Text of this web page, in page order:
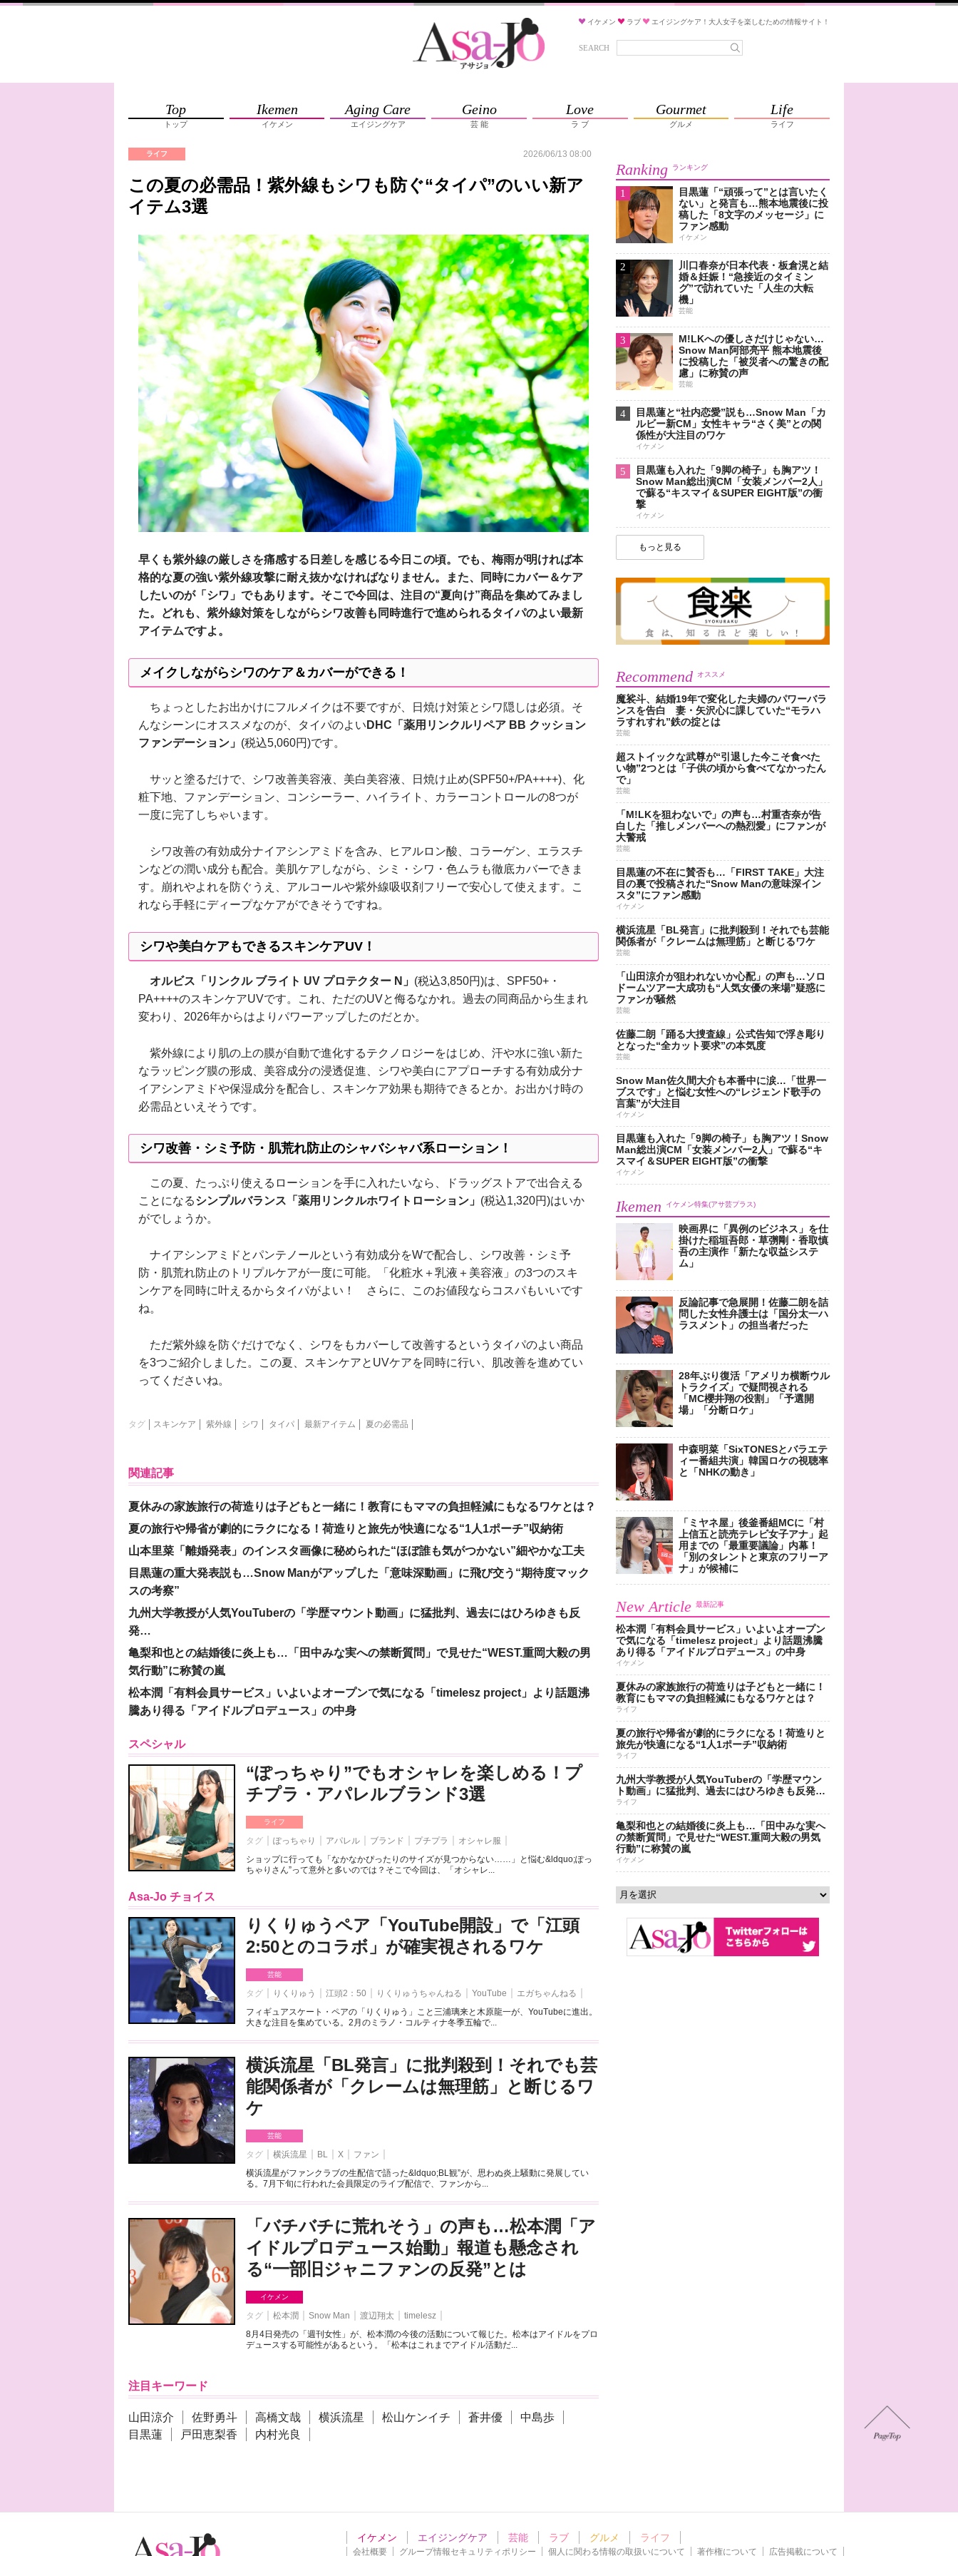
イケメン ラブ エイジングケア！大人女子を楽しむための情報サイト！
SEARCH
Top
トップ
Ikemen
イケメン
Aging Care
エイジングケア
Geino
芸 能
Love
ラ ブ
Gourmet
グルメ
Life
ライフ
ライフ 2026/06/13 08:00
この夏の必需品！紫外線もシワも防ぐ“タイパ”のいい新ア
イテム3選
早くも紫外線の厳しさを痛感する日差しを感じる今日この頃。でも、梅雨が明ければ本
格的な夏の強い紫外線攻撃に耐え抜かなければなりません。また、同時にカバー＆ケア
したいのが「シワ」でもあります。そこで今回は、注目の“夏向け”商品を集めてみまし
た。どれも、紫外線対策をしながらシワ改善も同時進行で進められるタイパのよい最新
アイテムですよ。
メイクしながらシワのケア＆カバーができる！
ちょっとしたお出かけにフルメイクは不要ですが、日焼け対策とシワ隠しは必須。そ
んなシーンにオススメなのが、タイパのよい DHC「薬用リンクルリペア BB クッション
ファンデーション」 (税込5,060円)です。
サッと塗るだけで、シワ改善美容液、美白美容液、日焼け止め(SPF50+/PA++++)、化
粧下地、ファンデーション、コンシーラー、ハイライト、カラーコントロールの8つが
一度に完了しちゃいます。
シワ改善の有効成分ナイアシンアミドを含み、ヒアルロン酸、コラーゲン、エラスチ
ンなどの潤い成分も配合。美肌ケアしながら、シミ・シワ・色ムラも徹底カバーできま
す。崩れやよれを防ぐうえ、アルコールや紫外線吸収剤フリーで安心して使えます。こ
れなら手軽にディープなケアができそうですね。
シワや美白ケアもできるスキンケアUV！
オルビス「リンクル ブライト UV プロテクター N」 (税込3,850円)は、SPF50+・
PA++++のスキンケアUVです。これ、ただのUVと侮るなかれ。過去の同商品から生まれ
変わり、2026年からはよりパワーアップしたのだとか。
紫外線により肌の上の膜が自動で進化するテクノロジーをはじめ、汗や水に強い新た
なラッピング膜の形成、美容成分の浸透促進、シワや美白にアプローチする有効成分ナ
イアシンアミドや保湿成分を配合し、スキンケア効果も期待できるとか。お出かけ時の
必需品といえそうです。
シワ改善・シミ予防・肌荒れ防止のシャバシャバ系ローション！
この夏、たっぷり使えるローションを手に入れたいなら、ドラッグストアで出合える
ことになるシンプルバランス「薬用リンクルホワイトローション」 (税込1,320円)はいか
がでしょうか。
ナイアシンアミドとパンテノールという有効成分をWで配合し、シワ改善・シミ予
防・肌荒れ防止のトリプルケアが一度に可能。「化粧水＋乳液＋美容液」の3つのスキ
ンケアを同時に叶えるからタイパがよい！ さらに、このお値段ならコスパもいいです
ね。
ただ紫外線を防ぐだけでなく、シワをもカバーして改善するというタイパのよい商品
を3つご紹介しました。この夏、スキンケアとUVケアを同時に行い、肌改善を進めてい
ってくださいね。
タグ スキンケア 紫外線 シワ タイパ 最新アイテム 夏の必需品
関連記事
夏休みの家族旅行の荷造りは子どもと一緒に！教育にもママの負担軽減にもなるワケとは？
夏の旅行や帰省が劇的にラクになる！荷造りと旅先が快適になる“1人1ポーチ”収納術
山本里菜「離婚発表」のインスタ画像に秘められた“ほぼ誰も気がつかない”細やかな工夫
目黒蓮の重大発表説も…Snow Manがアップした「意味深動画」に飛び交う“期待度マック
スの考察”
九州大学教授が人気YouTuberの「学歴マウント動画」に猛批判、過去にはひろゆきも反
発…
亀梨和也との結婚後に炎上も…「田中みな実への禁断質問」で見せた“WEST.重岡大毅の男
気行動”に称賛の嵐
松本潤「有料会員サービス」いよいよオープンで気になる「timelesz project」より話題沸
騰あり得る「アイドルプロデュース」の中身
スペシャル
“ぽっちゃり”でもオシャレを楽しめる！プ
チプラ・アパレルブランド3選
ライフ
タグ ぽっちゃり アパレル ブランド プチプラ
オシャレ服
ショップに行っても「なかなかぴったりのサイズが見つからない……」と悩む&ldquo;ぽっ
ちゃりさん”って意外と多いのでは？そこで今回は、「オシャレ...
Asa-Jo チョイス
りくりゅうペア「YouTube開設」で「江頭
2:50とのコラボ」が確実視されるワケ
芸能
タグ りくりゅう 江頭2：50 りくりゅうちゃんねる YouTube
エガちゃんねる
フィギュアスケート・ペアの「りくりゅう」こと三浦璃来と木原龍一が、YouTubeに進出。
大きな注目を集めている。2月のミラノ・コルティナ冬季五輪で...
横浜流星「BL発言」に批判殺到！それでも芸
能関係者が「クレームは無理筋」と断じるワ
ケ
芸能
タグ 横浜流星 BL X
ファン
横浜流星がファンクラブの生配信で語った&ldquo;BL観”が、思わぬ炎上騒動に発展してい
る。7月下旬に行われた会員限定のライブ配信で、ファンから...
「バチバチに荒れそう」の声も…松本潤「ア
イドルプロデュース始動」報道も懸念され
る“一部旧ジャニファンの反発”とは
イケメン
タグ 松本潤 Snow Man 渡辺翔太
timelesz
8月4日発売の「週刊女性」が、松本潤の今後の活動について報じた。松本はアイドルをプロ
デュースする可能性があるという。「松本はこれまでアイドル活動だ...
注目キーワード
山田涼介 佐野勇斗 高橋文哉 横浜流星 松山ケンイチ 蒼井優
中島歩
目黒蓮
戸田恵梨香 内村光良
Ranking ランキング
1
目黒蓮「“頑張って”とは言いたく
ない」と発言も…熊本地震後に投
稿した「8文字のメッセージ」に
ファン感動
イケメン
2
川口春奈が日本代表・板倉滉と結
婚＆妊娠！“急接近のタイミン
グ”で訪れていた「人生の大転
機」
芸能
3
M!LKへの優しさだけじゃない…
Snow Man阿部亮平 熊本地震後
に投稿した「被災者への驚きの配
慮」に称賛の声
芸能
4
目黒蓮と“社内恋愛”説も…Snow Man「カ
ルビー新CM」女性キャラ“さく美”との関
係性が大注目のワケ
イケメン
5
目黒蓮も入れた「9脚の椅子」も胸アツ！
Snow Man総出演CM「女装メンバー2人」
で蘇る“キスマイ＆SUPER EIGHT版”の衝
撃
イケメン
もっと見る
Recommend オススメ
魔裟斗、結婚19年で変化した夫婦のパワーバラ
ンスを告白 妻・矢沢心に課していた“モラハ
ラすれすれ”鉄の掟とは
芸能
超ストイックな武尊が“引退した今こそ食べた
い物”2つとは「子供の頃から食べてなかったん
で」
芸能
「M!LKを狙わないで」の声も…村重杏奈が告
白した「推しメンバーへの熱烈愛」にファンが
大警戒
芸能
目黒蓮の不在に賛否も…「FIRST TAKE」大注
目の裏で投稿された“Snow Manの意味深イン
スタ”にファン感動
イケメン
横浜流星「BL発言」に批判殺到！それでも芸能
関係者が「クレームは無理筋」と断じるワケ
芸能
「山田涼介が狙われないか心配」の声も…ソロ
ドームツアー大成功も“人気女優の来場”疑惑に
ファンが騒然
芸能
佐藤二朗「踊る大捜査線」公式告知で浮き彫り
となった“全カット要求”の本気度
芸能
Snow Man佐久間大介も本番中に涙…「世界一
ブスです」と悩む女性への“レジェンド歌手の
言葉”が大注目
イケメン
目黒蓮も入れた「9脚の椅子」も胸アツ！Snow
Man総出演CM「女装メンバー2人」で蘇る“キ
スマイ＆SUPER EIGHT版”の衝撃
イケメン
Ikemen イケメン特集(アサ芸プラス)
映画界に「異例のビジネス」を仕
掛けた稲垣吾郎・草彅剛・香取慎
吾の主演作「新たな収益システ
ム」
反論記事で急展開！佐藤二朗を詰
問した女性弁護士は「国分太一ハ
ラスメント」の担当者だった
28年ぶり復活「アメリカ横断ウル
トラクイズ」で疑問視される
「MC櫻井翔の役割」「予選開
場」「分断ロケ」
中森明菜「SixTONESとバラエテ
ィー番組共演」韓国ロケの視聴率
と「NHKの動き」
「ミヤネ屋」後釜番組MCに「村
上信五と読売テレビ女子アナ」起
用までの「最重要議論」内幕！
「別のタレントと東京のフリーア
ナ」が候補に
New Article 最新記事
松本潤「有料会員サービス」いよいよオープン
で気になる「timelesz project」より話題沸騰
あり得る「アイドルプロデュース」の中身
イケメン
夏休みの家族旅行の荷造りは子どもと一緒に！
教育にもママの負担軽減にもなるワケとは？
ライフ
夏の旅行や帰省が劇的にラクになる！荷造りと
旅先が快適になる“1人1ポーチ”収納術
ライフ
九州大学教授が人気YouTuberの「学歴マウン
ト動画」に猛批判、過去にはひろゆきも反発…
ライフ
亀梨和也との結婚後に炎上も…「田中みな実へ
の禁断質問」で見せた“WEST.重岡大毅の男気
行動”に称賛の嵐
イケメン
イケメン エイジングケア 芸能 ラブ グルメ ライフ
会社概要 グループ情報セキュリティポリシー 個人に関わる情報の取扱いについて 著作権について 広告掲載について